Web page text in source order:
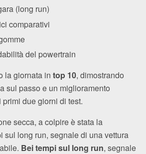
(long run)
comparativi
del powertrain
la giornata in top 10, dimostrando
sul passo e un miglioramento
due giorni di test.
secca, a colpire è stata la
sul long run, segnale di una vettura
Bei tempi sul long run, segnale